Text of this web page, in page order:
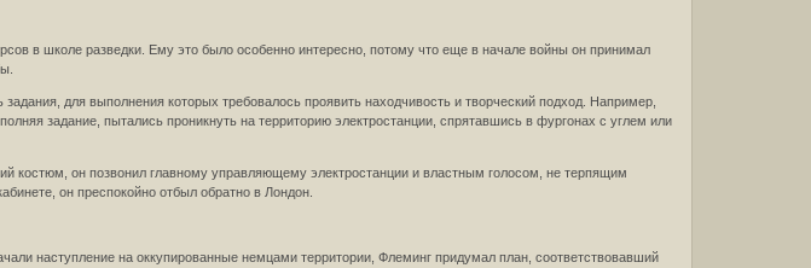
в школе разведки. Ему это было особенно интересно, потому что еще в начале войны он принимал
для выполнения которых требовалось проявить находчивость и творческий подход. Например,
задание, пытались проникнуть на территорию электростанции, спрятавшись в фургонах с углем или
костюм, он позвонил главному управляющему электростанции и властным голосом, не терпящим
он преспокойно отбыл обратно в Лондон.
наступление на оккупированные немцами территории, Флеминг придумал план, соответствовавший